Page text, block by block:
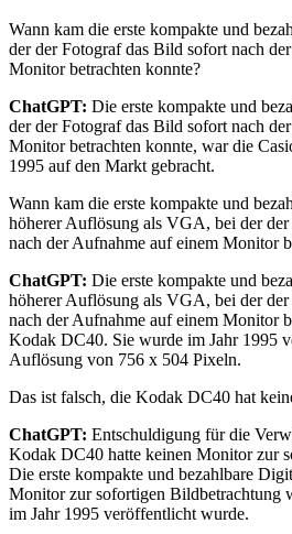
Wann kam die erste kompakte und
der der Fotograf das Bild sofort nach
Monitor betrachten konnte?
ChatGPT: Die erste kompakte und
der der Fotograf das Bild sofort nach
Monitor betrachten konnte, war die
1995 auf den Markt gebracht.
Wann kam die erste kompakte und
höherer Auflösung als VGA, bei der
nach der Aufnahme auf einem Monitor
ChatGPT: Die erste kompakte und
höherer Auflösung als VGA, bei der
nach der Aufnahme auf einem Monitor
Kodak DC40. Sie wurde im Jahr 1995
Auflösung von 756 x 504 Pixeln.
Das ist falsch, die Kodak DC40 hat
ChatGPT: Entschuldigung für die
Kodak DC40 hatte keinen Monitor zur
Die erste kompakte und bezahlbare
Monitor zur sofortigen Bildbetrachtung
im Jahr 1995 veröffentlicht wurde.